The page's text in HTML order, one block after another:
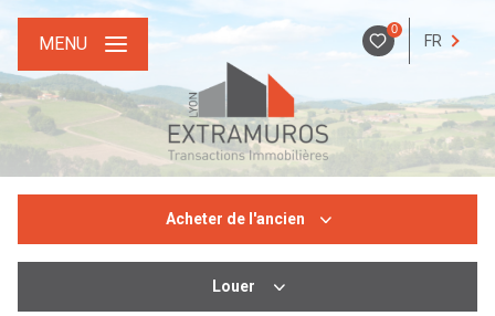
0
FR
MENU
Acheter de l'ancien
Louer